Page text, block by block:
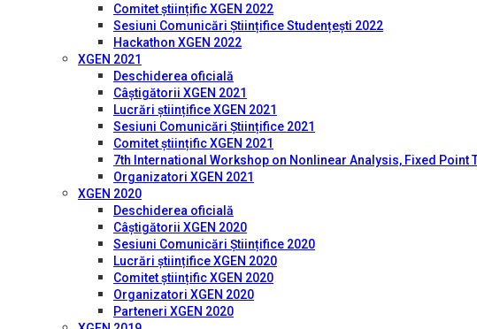
Comitet științific XGEN 2022
Sesiuni Comunicări Științifice Studențești 2022
Hackathon XGEN 2022
XGEN 2021
Deschiderea oficială
Câștigătorii XGEN 2021
Lucrări științifice XGEN 2021
Sesiuni Comunicări Științifice 2021
Comitet științific XGEN 2021
7th International Workshop on Nonlinear Analysis, Fixed Point
Organizatori XGEN 2021
XGEN 2020
Deschiderea oficială
Câștigătorii XGEN 2020
Sesiuni Comunicări Științifice 2020
Lucrări științifice XGEN 2020
Comitet științific XGEN 2020
Organizatori XGEN 2020
Parteneri XGEN 2020